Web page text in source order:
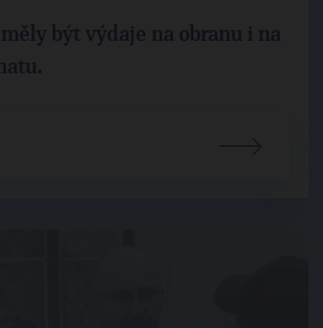
být výdaje na obranu i na